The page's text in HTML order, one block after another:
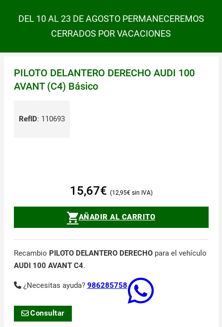
DEL 10 AL 23 DE AGOSTO PERMANECEREMOS
CERRADOS POR VACACIONES
PILOTO DELANTERO DERECHO AUDI 100
AVANT (C4) Básico
RefID: 110693
15,67€ 12,95€
AÑADIR AL CARRITO
Recambio PILOTO DELANTERO DERECHOpara el vehículo
AUDI 100 AVANT C4.
¿Necesitas ayuda? 986285758
Consultar